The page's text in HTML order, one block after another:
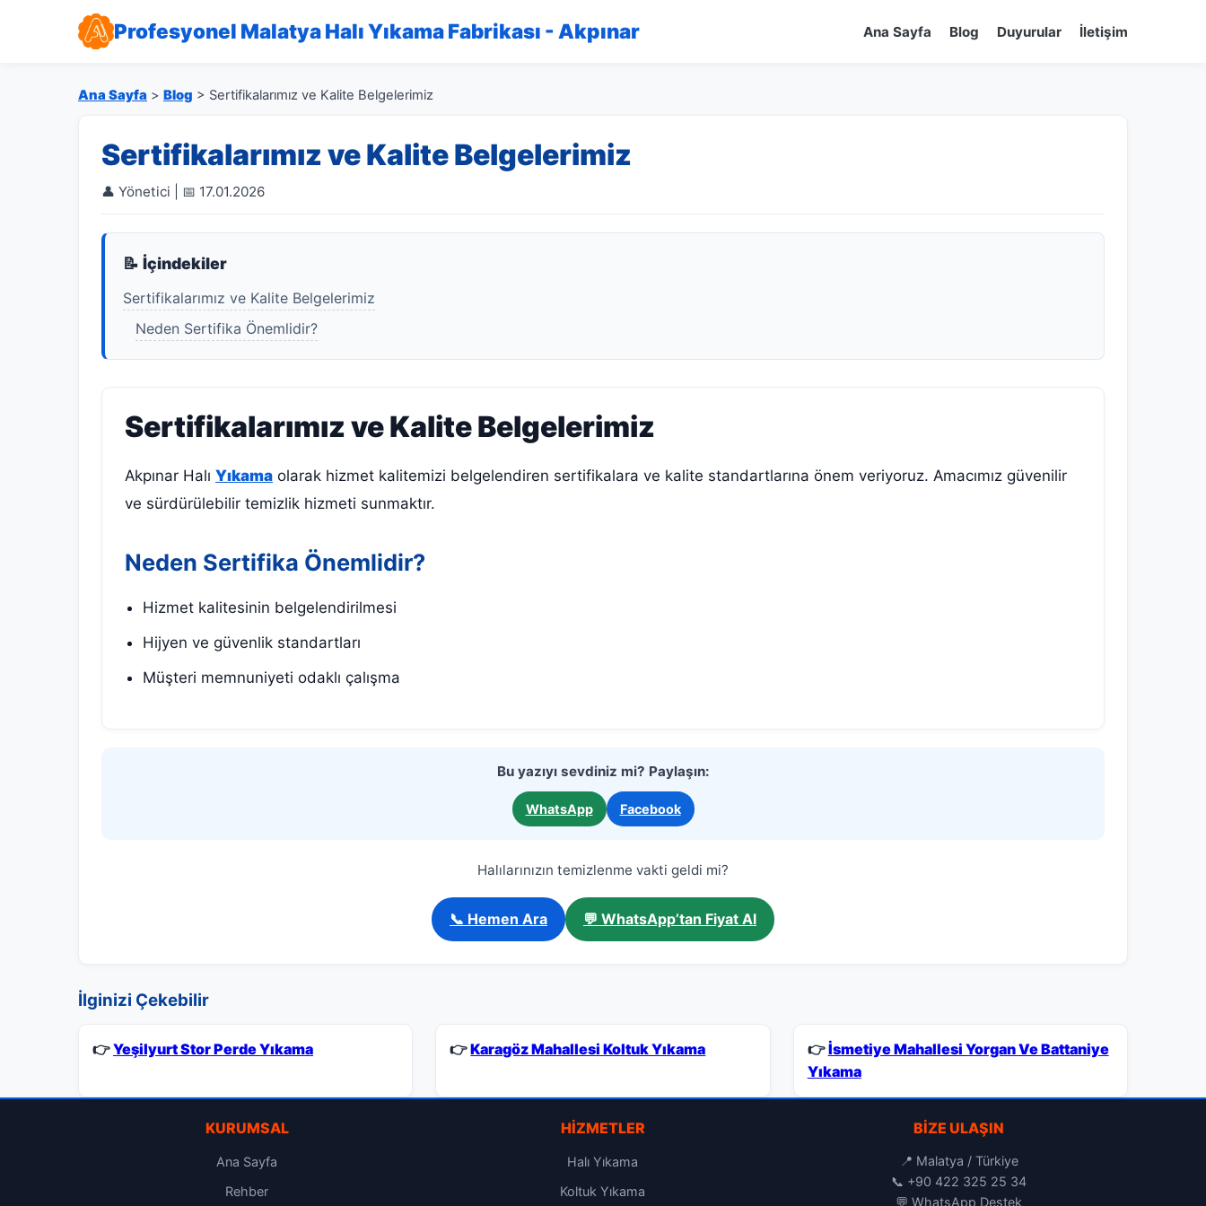
Profesyonel Malatya Halı Yıkama Fabrikası - Akpınar Ana Sayfa Blog Duyurular İletişim
Ana Sayfa > Blog > Sertifikalarımız ve Kalite Belgelerimiz
Sertifikalarımız ve Kalite Belgelerimiz
👤 Yönetici | 📅 17.01.2026
📝 İçindekiler
Sertifikalarımız ve Kalite Belgelerimiz
Neden Sertifika Önemlidir?
Sertifikalarımız ve Kalite Belgelerimiz
Akpınar Halı Yıkama olarak hizmet kalitemizi belgelendiren sertifikalara ve kalite standartlarına önem veriyoruz. Amacımız güvenilir
ve sürdürülebilir temizlik hizmeti sunmaktır.
Neden Sertifika Önemlidir?
Hizmet kalitesinin belgelendirilmesi
Hijyen ve güvenlik standartları
Müşteri memnuniyeti odaklı çalışma
Bu yazıyı sevdiniz mi? Paylaşın:
WhatsApp Facebook
Halılarınızın temizlenme vakti geldi mi?
📞 Hemen Ara 💬 WhatsApp’tan Fiyat Al
İlginizi Çekebilir
👉Yeşilyurt Stor Perde Yıkama 👉Karagöz Mahallesi Koltuk Yıkama 👉İsmetiye Mahallesi Yorgan Ve Battaniye
Yıkama
KURUMSAL
Ana Sayfa
Rehber
HIZMETLER
Halı Yıkama
Koltuk Yıkama
BIZE ULAŞIN
📍 Malatya / Türkiye
📞 +90 422 325 25 34
💬WhatsApp Destek